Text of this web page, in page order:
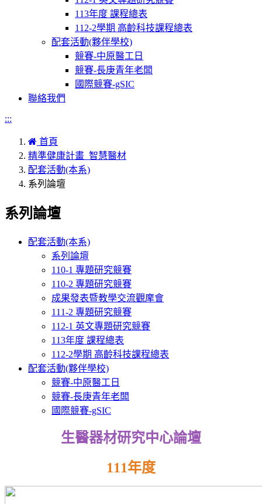
113年度 課程總表
112-2學期 高齡科技課程總表
配套活動(夥伴學校)
競賽-中原醫工日
競賽-長庚青年老闆
國際競賽-gSIC
聯絡我們
:::
首頁
精準健康計畫_智慧醫材
配套活動(本系)
系列論壇
系列論壇
配套活動(本系)
系列論壇
110-1 專題研究競賽
110-2 專題研究競賽
成果發表暨教學交流觀摩會
111-2 專題研究競賽
112-1 英文專題研究競賽
113年度 課程總表
112-2學期 高齡科技課程總表
配套活動(夥伴學校)
競賽-中原醫工日
競賽-長庚青年老闆
國際競賽-gSIC
生醫器材研究中心論壇
111年度